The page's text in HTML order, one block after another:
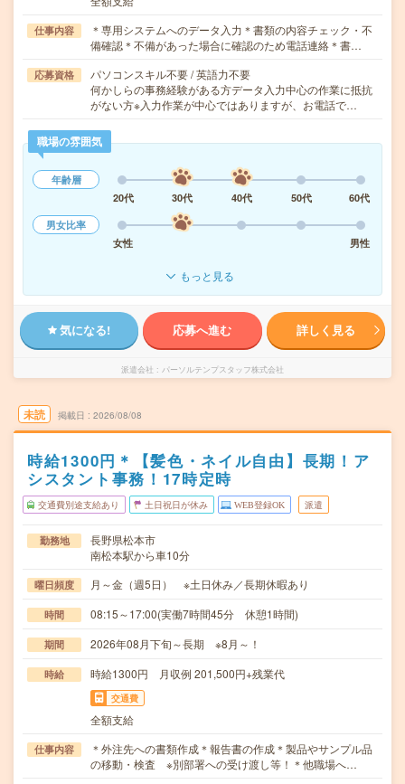
仕事内容
＊専用システムへのデータ入力＊書類の内容チェック・不
備確認＊不備があった場合に確認のため電話連絡＊書…
応募資格
パソコンスキル不要 / 英語力不要
何かしらの事務経験がある方データ入力中心の作業に抵抗
がない方※入力作業が中心ではありますが、お電話で…
職場の雰囲気
年齢層
20代
30代 40代 50代
60代
男女比率
女性
男性
もっと見る
気になる! 応募へ進む 詳しく見る
派遣会社 パーソルテンプスタッフ株式会社
未読 掲載日 2026/08/08
時給1300円＊【髪色・ネイル自由】長期！ア
シスタント事務！17時定時
交通費別途支給あり 土日祝日が休み WEB登録OK 派遣
勤務地
長野県松本市
南松本駅から車10分
曜日頻度 月～金（週5日） ※土日休み／長期休暇あり
時間 08:15～17:00(実働7時間45分 休憩1時間)
期間 2026年08月下旬～長期 ※8月～！
時給 時給1300円 月収例 201,500円+残業代
交通費
全額支給
仕事内容
＊外注先への書類作成＊報告書の作成＊製品やサンプル品
の移動・検査 ※別部署への受け渡し等！＊他職場へ…